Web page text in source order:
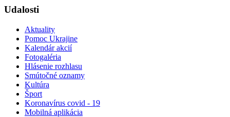
Udalosti
Aktuality
Pomoc Ukrajine
Kalendár akcií
Fotogaléria
Hlásenie rozhlasu
Smútočné oznamy
Kultúra
Šport
Koronavírus covid - 19
Mobilná aplikácia